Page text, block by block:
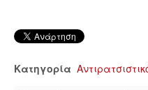
Κατηγορία